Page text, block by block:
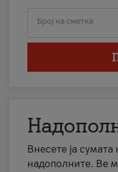
Број на сметка
Внесете ја сумата
надополните. Ве